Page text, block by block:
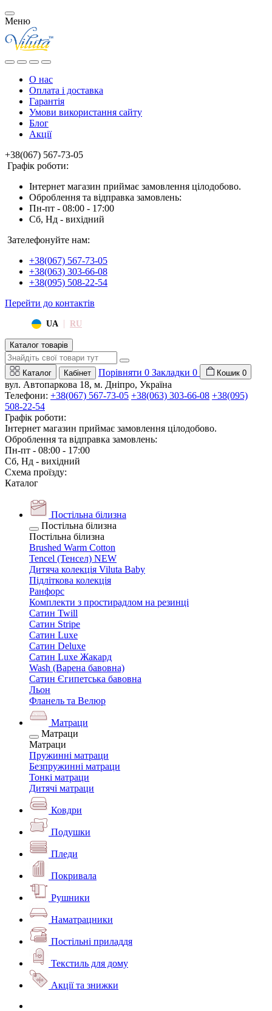
Меню
О нас
Оплата і доставка
Гарантія
Умови використання сайту
Блог
Акції
+38(067) 567-73-05
Графік роботи:
Інтернет магазин приймає замовлення цілодобово.
Оброблення та відправка замовлень:
Пн-пт - 08:00 - 17:00
Сб, Нд - вихідний
Зателефонуйте нам:
+38(067) 567-73-05
+38(063) 303-66-08
+38(095) 508-22-54
Перейти до контактів
UA | RU
Каталог товарів
Каталог Кабінет Порівняти 0 Закладки 0 Кошик 0
вул. Автопаркова 18, м. Дніпро, Україна
Телефони: +38(067) 567-73-05 +38(063) 303-66-08 +38(095)
508-22-54
Графік роботи:
Інтернет магазин приймає замовлення цілодобово.
Оброблення та відправка замовлень:
Пн-пт - 08:00 - 17:00
Сб, Нд - вихідний
Схема проїзду:
Каталог
Постільна білизна
Постільна білизна
Постільна білизна
Brushed Warm Cotton
Tencel (Тенсел) NEW
Дитяча колекція Viluta Baby
Підліткова колекція
Ранфорс
Комплекти з простирадлом на резинці
Сатин Twill
Сатин Stripe
Сатин Luxe
Сатин Deluxe
Сатин Luxe Жакард
Wash (Варена бавовна)
Сатин Єгипетська бавовна
Льон
Фланель та Велюр
Матраци
Матраци
Матраци
Пружинні матраци
Безпружинні матраци
Тонкі матраци
Дитячі матраци
Ковдри
Подушки
Пледи
Покривала
Рушники
Наматрацники
Постільні приладдя
Текстиль для дому
Акції та знижки